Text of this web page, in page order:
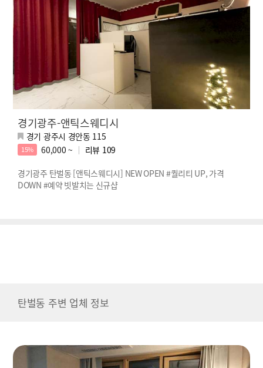
경기광주-앤틱스웨디시
경기 광주시 경안동 115
15% 60,000 ~ 리뷰 109
경기광주 탄벌동 [앤틱스웨디시] NEW OPEN #퀄리티 UP, 가격
DOWN #예약 빗발치는 신규샵
탄벌동 주변 업체 정보